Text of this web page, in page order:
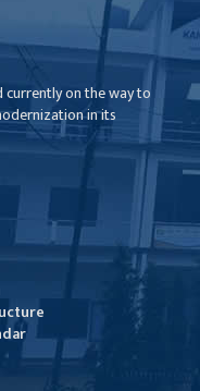
on the way to
in its